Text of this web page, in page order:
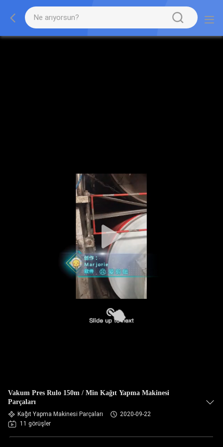
Vakum Pres Rulo 150m / Min Kağıt Yapma Makinesi
Parçaları
Kağıt Yapma Makinesi Parçaları
2020-09-22
11 görüşler